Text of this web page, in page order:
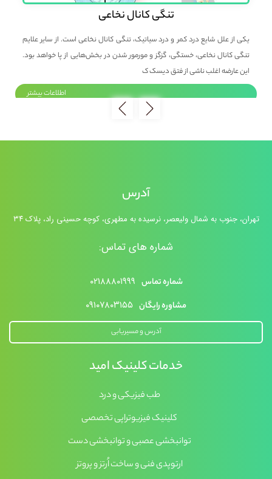
تنگی کانال نخاعی
یکی از علل شایع درد کمر و درد سیاتیک، تنگی کانال نخاعی است. از سایر علایم
تنگی کانال نخاعی، خستگی، گزگز و مورمور شدن در بخش‌هایی از پا خواهد بود.
این عارضه اغلب ناشی از فتق دیسک ک
اطلاعات بیشتر
آدرس
تهران، جنوب به شمال ولیعصر، نرسیده به مطهری، کوچه حسینی راد، پلاک ۳۴
شماره های تماس:
شماره تماس ۰۲۱۸۸۸۰۱۹۹۹
مشاوره رایگان ۰۹۱۰۷۸۰۳۱۵۵
آدرس و مسیریابی
خدمات کلینیک امید
طب فیزیکی و درد
کلینیک فیزیوتراپی تخصصی
توانبخشی عصبی و توانبخشی دست
ارتوپدی فنی و ساخت اُرتز و پروتز